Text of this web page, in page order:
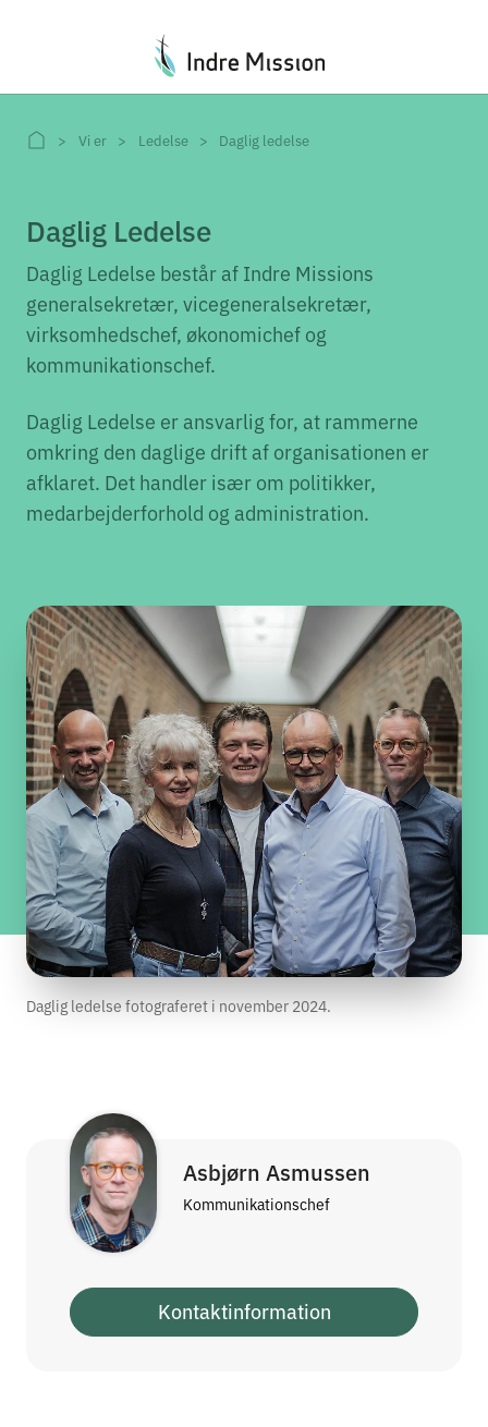
Vi er Ledelse Daglig ledelse
Daglig Ledelse
Daglig Ledelse består af Indre Missions
generalsekretær, vicegeneralsekretær,
virksomhedschef, økonomichef og
kommunikationschef.
Daglig Ledelse er ansvarlig for, at rammerne
omkring den daglige drift af organisationen er
afklaret. Det handler især om politikker,
medarbejderforhold og administration.
Daglig ledelse fotograferet i november 2024.
Asbjørn Asmussen
Kommunikationschef
Kontaktinformation